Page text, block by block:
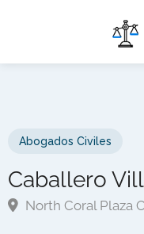
Abogados Civiles
Caballero
North Coral Plaza